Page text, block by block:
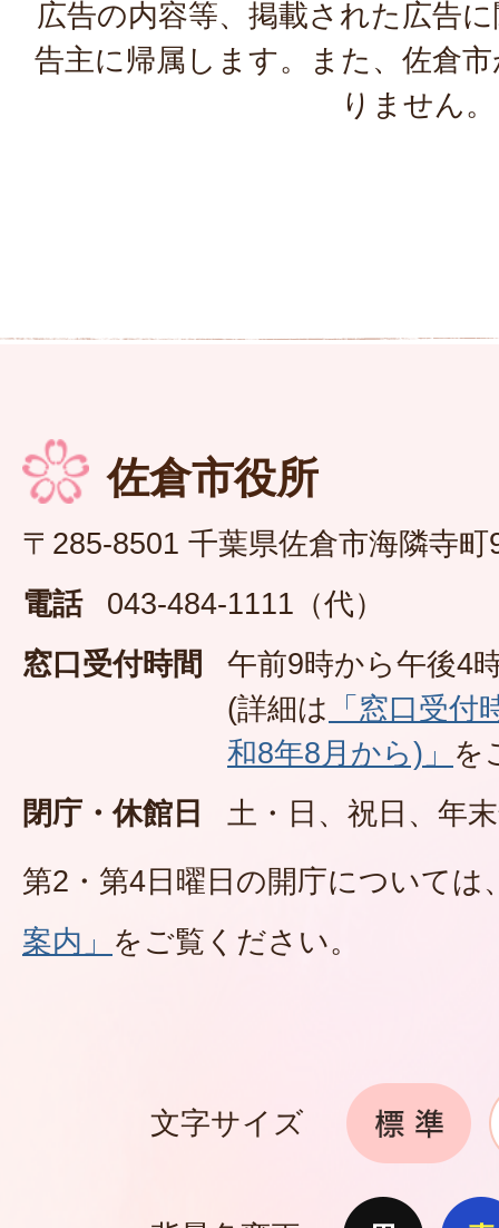
広告の内容等、掲載された広告
告主に帰属します。また、佐倉
りません。
佐倉市役所
〒285-8501 千葉県佐倉市海隣寺町
電話
043-484-1111（代）
窓口受付時間
午前9時から午後4
(詳細は 「窓口受
和8年8月から)」 を
閉庁・休館日
土・日、祝日、年
第2・第4日曜日の開庁については
案内」 をご覧ください。
文字サイズ